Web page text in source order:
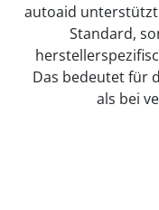
autoaid
Standard,
Das bedeutet für
als bei